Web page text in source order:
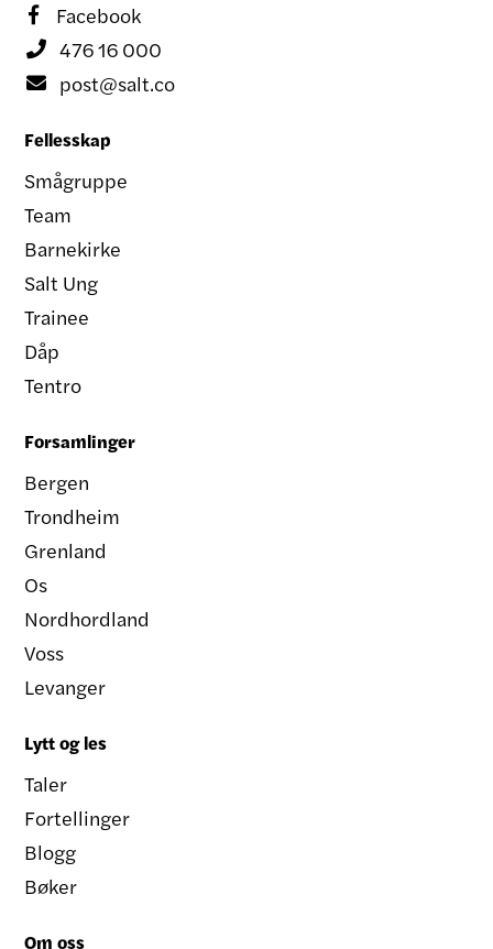
 Facebook
 476 16 000
 post@salt.co
Fellesskap
Smågruppe
Team
Barnekirke
Salt Ung
Trainee
Dåp
Tentro
Forsamlinger
Bergen
Trondheim
Grenland
Os
Nordhordland
Voss
Levanger
Lytt og les
Taler
Fortellinger
Blogg
Bøker
Om oss